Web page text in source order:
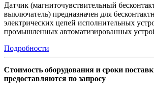
Датчик (магниточувствительный
выключатель) предназначен для
электрических цепей исполнительных
промышленных автоматизированных
Подробности
Стоимость оборудования и сроки
предоставляются по запросу